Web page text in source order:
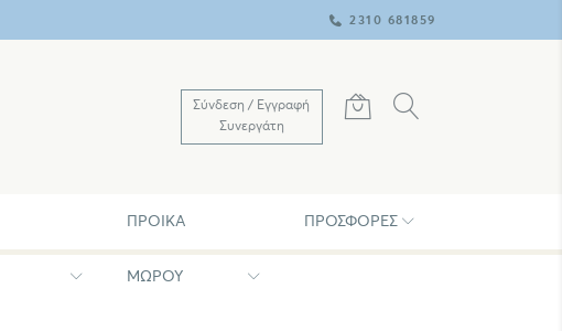
2310 681859
Σύνδεση / Εγγραφή
Συνεργάτη
ΠΡΟΊΚΑ
ΜΩΡΟΥ
ΠΡΟΣΦΟΡΈΣ